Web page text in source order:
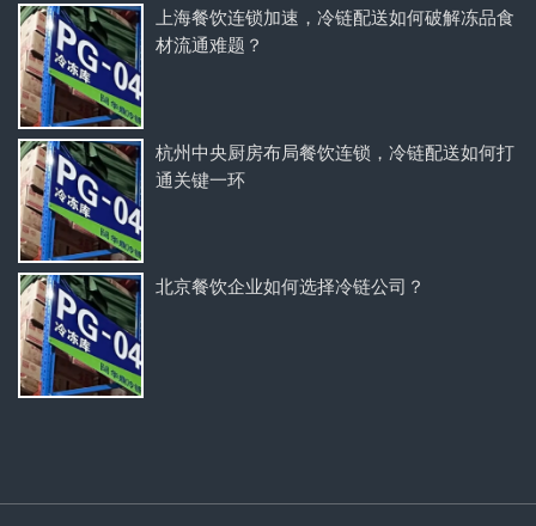
上海餐饮连锁加速，冷链配送如何破解冻品食
材流通难题？
杭州中央厨房布局餐饮连锁，冷链配送如何打
通关键一环
北京餐饮企业如何选择冷链公司？